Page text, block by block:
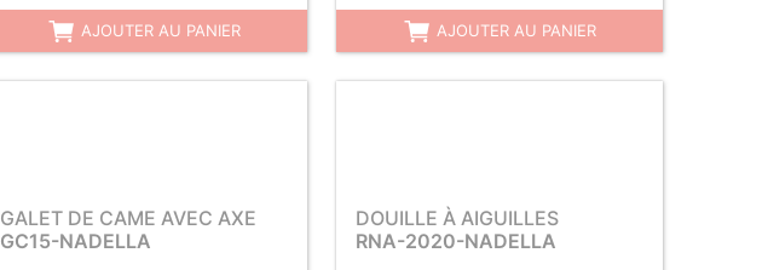
AJOUTER AU PANIER AJOUTER AU PANIER
GALET DE CAME AVEC AXE
GC15-NADELLA
DOUILLE À AIGUILLES
RNA-2020-NADELLA